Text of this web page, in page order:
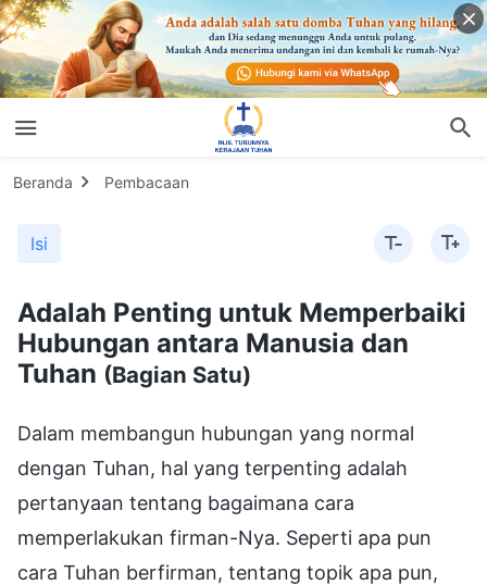
Beranda Pembacaan
Isi
Adalah Penting untuk Memperbaiki
Hubungan antara Manusia dan
Tuhan (Bagian Satu)
Dalam membangun hubungan yang normal
dengan Tuhan, hal yang terpenting adalah
pertanyaan tentang bagaimana cara
memperlakukan firman-Nya. Seperti apa pun
cara Tuhan berfirman, tentang topik apa pun,